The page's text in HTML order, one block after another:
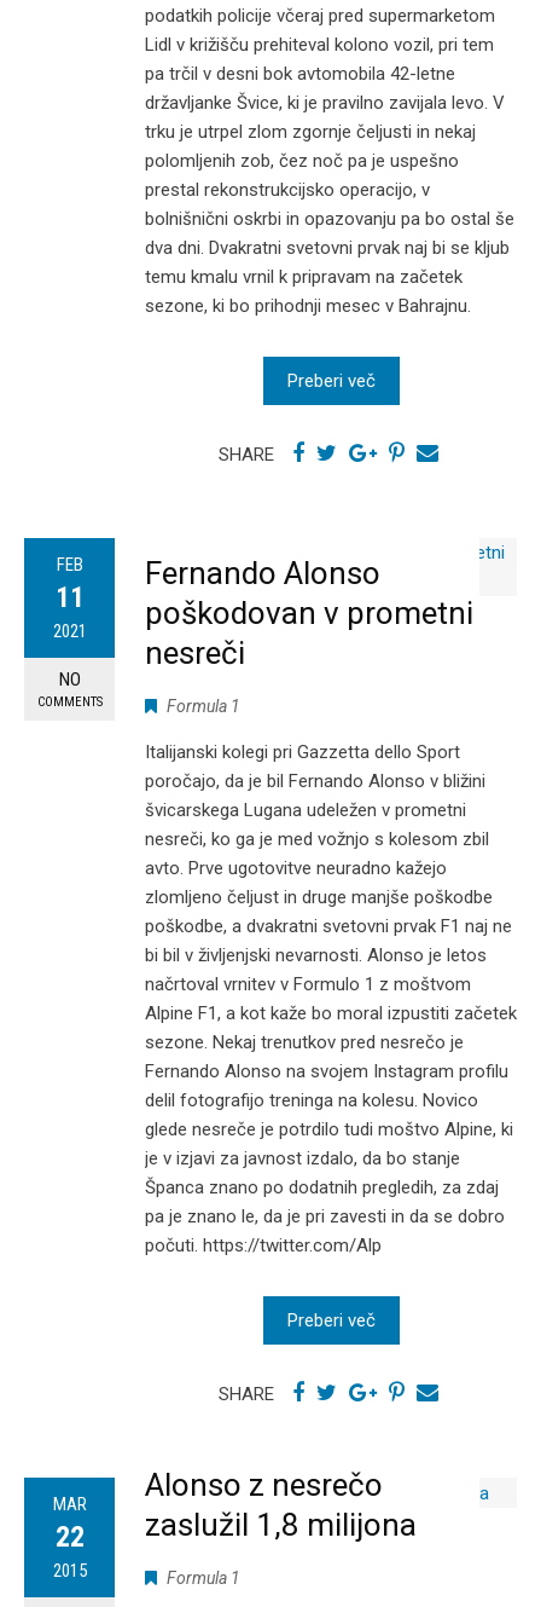
podatkih policije včeraj pred supermarketom
Lidl v križišču prehiteval kolono vozil, pri tem
pa trčil v desni bok avtomobila 42-letne
državljanke Švice, ki je pravilno zavijala levo. V
trku je utrpel zlom zgornje čeljusti in nekaj
polomljenih zob, čez noč pa je uspešno
prestal rekonstrukcijsko operacijo, v
bolnišnični oskrbi in opazovanju pa bo ostal še
dva dni. Dvakratni svetovni prvak naj bi se kljub
temu kmalu vrnil k pripravam na začetek
sezone, ki bo prihodnji mesec v Bahrajnu.
Preberi več
SHARE
FEB
11
2021
NO
COMMENTS
Fernando Alonso
poškodovan v prometni
nesreči
Formula 1
Italijanski kolegi pri Gazzetta dello Sport
poročajo, da je bil Fernando Alonso v bližini
švicarskega Lugana udeležen v prometni
nesreči, ko ga je med vožnjo s kolesom zbil
avto. Prve ugotovitve neuradno kažejo
zlomljeno čeljust in druge manjše poškodbe
poškodbe, a dvakratni svetovni prvak F1 naj ne
bi bil v življenjski nevarnosti. Alonso je letos
načrtoval vrnitev v Formulo 1 z moštvom
Alpine F1, a kot kaže bo moral izpustiti začetek
sezone. Nekaj trenutkov pred nesrečo je
Fernando Alonso na svojem Instagram profilu
delil fotografijo treninga na kolesu. Novico
glede nesreče je potrdilo tudi moštvo Alpine, ki
je v izjavi za javnost izdalo, da bo stanje
Španca znano po dodatnih pregledih, za zdaj
pa je znano le, da je pri zavesti in da se dobro
počuti. https://twitter.com/Alp
Preberi več
SHARE
MAR
22
2015
Alonso z nesrečo
zaslužil 1,8 milijona
Formula 1